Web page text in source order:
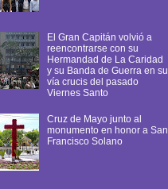
El Gran Capitán volvió a
reencontrarse con su
Hermandad de La Caridad
y su Banda de Guerra en su
vía crucis del pasado
Viernes Santo
Cruz de Mayo junto al
monumento en honor a San
Francisco Solano